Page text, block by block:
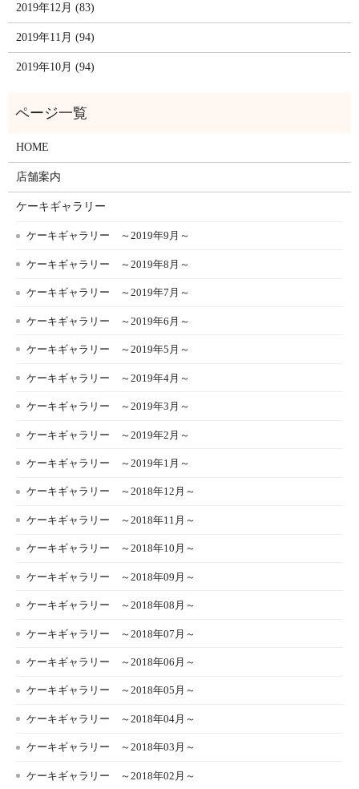
2019年12月 (83)
2019年11月 (94)
2019年10月 (94)
HOME
店舗案内
ケーキギャラリー
ケーキギャラリー ～2019年9月～
ケーキギャラリー ～2019年8月～
ケーキギャラリー ～2019年7月～
ケーキギャラリー ～2019年6月～
ケーキギャラリー ～2019年5月～
ケーキギャラリー ～2019年4月～
ケーキギャラリー ～2019年3月～
ケーキギャラリー ～2019年2月～
ケーキギャラリー ～2019年1月～
ケーキギャラリー ～2018年12月～
ケーキギャラリー ～2018年11月～
ケーキギャラリー ～2018年10月～
ケーキギャラリー ～2018年09月～
ケーキギャラリー ～2018年08月～
ケーキギャラリー ～2018年07月～
ケーキギャラリー ～2018年06月～
ケーキギャラリー ～2018年05月～
ケーキギャラリー ～2018年04月～
ケーキギャラリー ～2018年03月～
ケーキギャラリー ～2018年02月～